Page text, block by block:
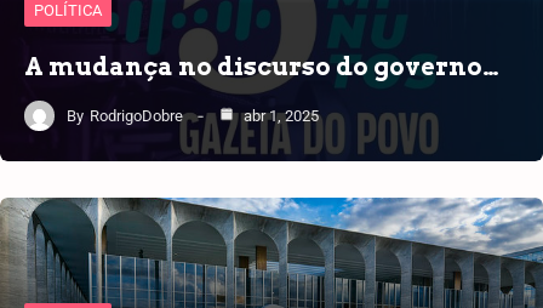
POLÍTICA
A mudança no discurso do governo…
By RodrigoDobre abr 1, 2025